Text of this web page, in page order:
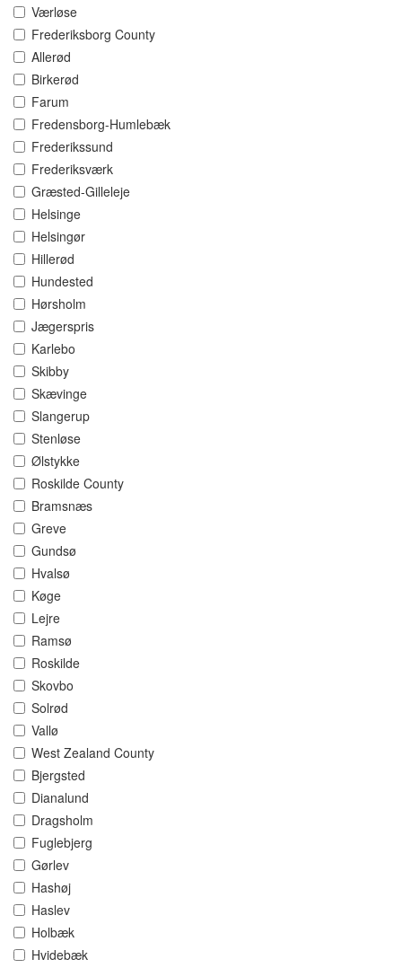
Værløse
Frederiksborg County
Allerød
Birkerød
Farum
Fredensborg-Humlebæk
Frederikssund
Frederiksværk
Græsted-Gilleleje
Helsinge
Helsingør
Hillerød
Hundested
Hørsholm
Jægerspris
Karlebo
Skibby
Skævinge
Slangerup
Stenløse
Ølstykke
Roskilde County
Bramsnæs
Greve
Gundsø
Hvalsø
Køge
Lejre
Ramsø
Roskilde
Skovbo
Solrød
Vallø
West Zealand County
Bjergsted
Dianalund
Dragsholm
Fuglebjerg
Gørlev
Hashøj
Haslev
Holbæk
Hvidebæk